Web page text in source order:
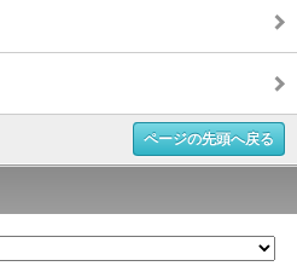
ページの先頭へ戻る